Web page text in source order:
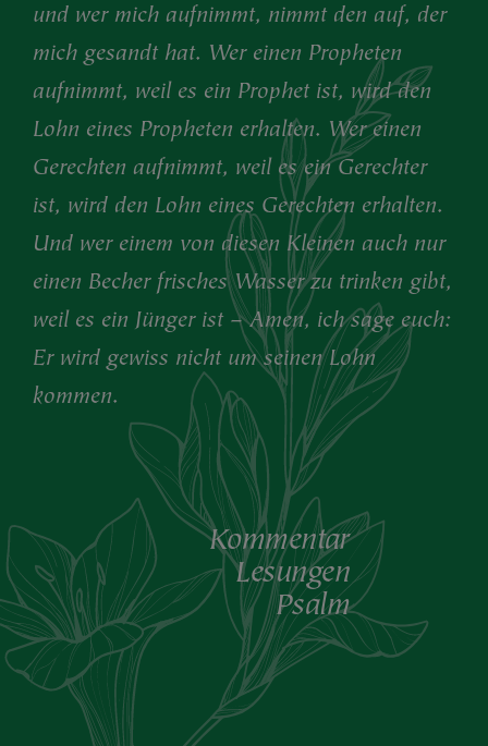
und wer mich aufnimmt, nimmt den auf, der
mich gesandt hat. Wer einen Propheten
aufnimmt, weil es ein Prophet ist, wird den
Lohn eines Propheten erhalten. Wer einen
Gerechten aufnimmt, weil es ein Gerechter
ist, wird den Lohn eines Gerechten erhalten.
Und wer einem von diesen Kleinen auch nur
einen Becher frisches Wasser zu trinken gibt,
weil es ein Jünger ist – Amen, ich sage euch:
Er wird gewiss nicht um seinen Lohn
kommen.
Kommentar
Lesungen
Psalm